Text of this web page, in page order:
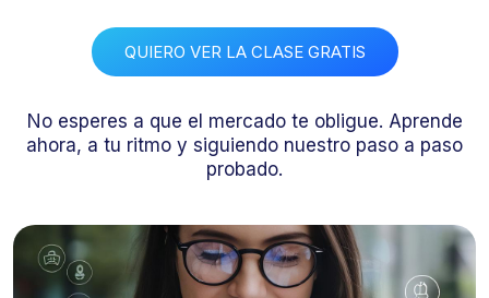
QUIERO VER LA CLASE GRATIS
No esperes a que el mercado te obligue. Aprende
ahora, a tu ritmo y siguiendo nuestro paso a paso
probado.